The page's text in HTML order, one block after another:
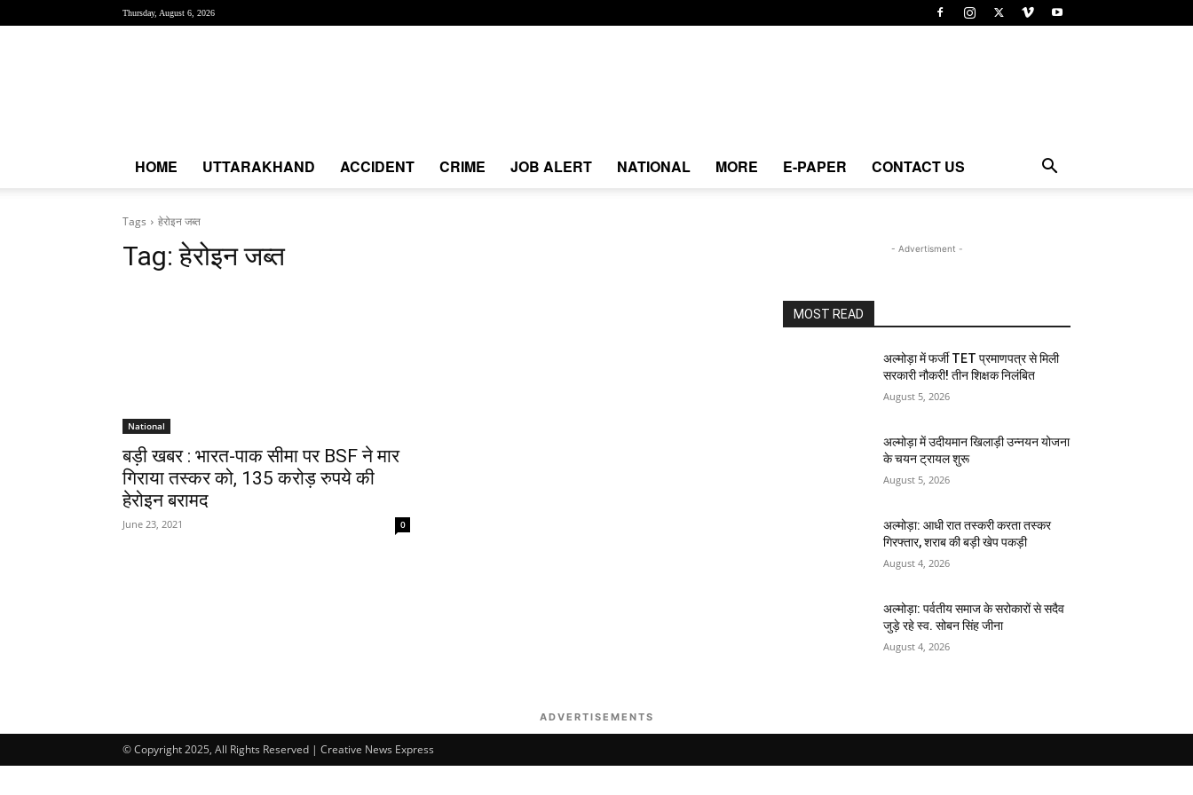
Thursday, August 6, 2026
HOME UTTARAKHAND ACCIDENT CRIME JOB ALERT NATIONAL MORE E-PAPER CONTACT US
Tags हेरोइन जब्त
Tag:हेरोइन जब्त
National
बड़ी खबर : भारत-पाक सीमा पर BSF ने मार
गिराया तस्कर को, 135 करोड़ रुपये की
हेरोइन बरामद
June 23, 2021 0
- Advertisment -
MOST READ
अल्मोड़ा में फर्जी TET प्रमाणपत्र से मिली
सरकारी नौकरी! तीन शिक्षक निलंबित
August 5, 2026
अल्मोड़ा में उदीयमान खिलाड़ी उन्नयन योजना
के चयन ट्रायल शुरू
August 5, 2026
अल्मोड़ा: आधी रात तस्करी करता तस्कर​
गिरफ्तार, शराब की बड़ी खेप पकड़ी
August 4, 2026
अल्मोड़ा: पर्वतीय समाज के सरोकारों से सदैव
जुड़े रहे स्व. सोबन सिंह जीना
August 4, 2026
ADVERTISEMENTS
© Copyright 2025, All Rights Reserved | Creative News Express